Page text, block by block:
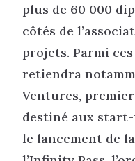
plus de 60 000
côtés de
projets. Parmi
retiendra
Ventures,
destiné aux start-
le lancement de